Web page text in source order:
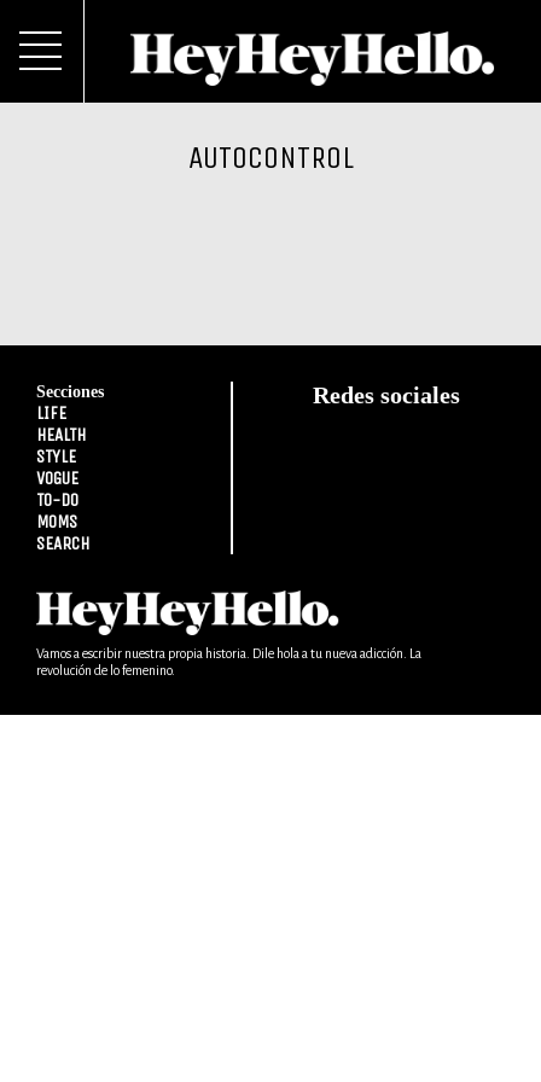
AUTOCONTROL
Secciones
LIFE
HEALTH
STYLE
VOGUE
TO-DO
MOMS
SEARCH
Redes sociales
Vamos a escribir nuestra propia historia. Dile hola a tu nueva adicción. La
revolución de lo femenino.